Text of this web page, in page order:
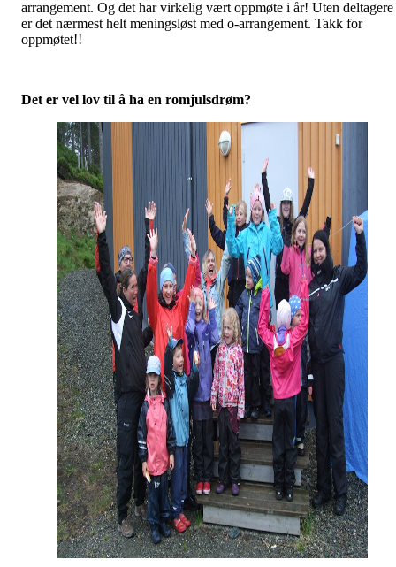
arrangement. Og det har virkelig vært oppmøte i år! Uten deltagere
er det nærmest helt meningsløst med o-arrangement. Takk for
oppmøtet!!
Det er vel lov til å ha en romjulsdrøm?